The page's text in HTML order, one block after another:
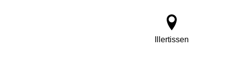
Illertissen